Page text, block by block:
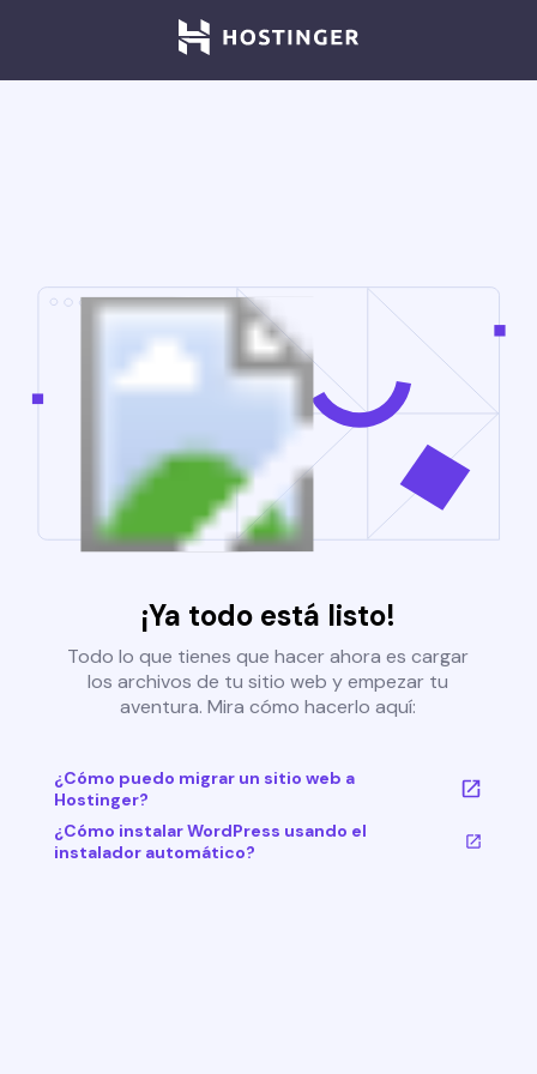
¡Ya todo está listo!
Todo lo que tienes que hacer ahora es cargar
los archivos de tu sitio web y empezar tu
aventura. Mira cómo hacerlo aquí:
¿Cómo puedo migrar un sitio web a
Hostinger?
¿Cómo instalar WordPress usando el
instalador automático?